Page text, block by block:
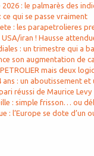
: le palmarès des
ce qui se passe vraiment
: les parapetrolieres
iran ! Hausse
: un trimestre qui a
son augmentation de
mais deux
ans : un aboutissement et
réussi de Maurice Levy
: simple frisson… ou
: l’Europe se dote d’un